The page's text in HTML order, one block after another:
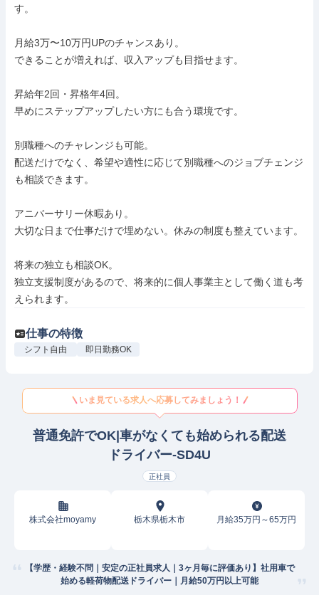
す。
月給3万〜10万円UPのチャンスあり。
できることが増えれば、収入アップも目指せます。
昇給年2回・昇格年4回。
早めにステップアップしたい方にも合う環境です。
別職種へのチャレンジも可能。
配送だけでなく、希望や適性に応じて別職種へのジョブチェンジ
も相談できます。
アニバーサリー休暇あり。
大切な日まで仕事だけで埋めない。休みの制度も整えています。
将来の独立も相談OK。
独立支援制度があるので、将来的に個人事業主として働く道も考
えられます。
仕事の特徴
シフト自由 即日勤務OK
いま見ている求人へ応募してみましょう！
普通免許でOK|車がなくても始められる配送
ドライバー-SD4U
正社員
株式会社moyamy 栃木県栃木市 月給35万円～65万円
【学歴・経験不問｜安定の正社員求人｜3ヶ月毎に評価あり】社用車で
始める軽荷物配送ドライバー｜月給50万円以上可能